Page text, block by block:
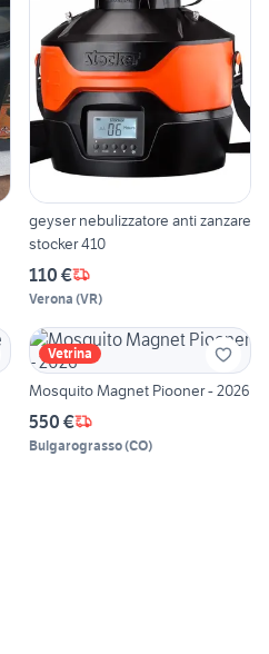
geyser nebulizzatore anti zanzare
stocker 410
110 €
Verona (VR)
Vetrina
Mosquito Magnet Piooner - 2026
550 €
Bulgarograsso(CO)